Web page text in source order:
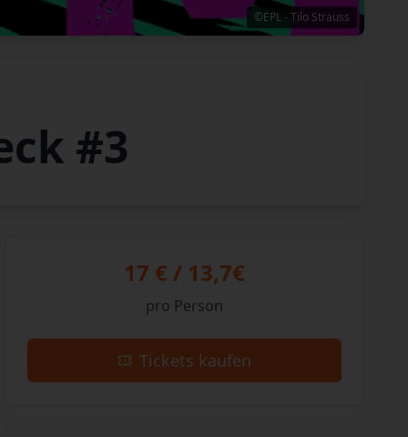
©EPL - Tilo Strauss
#3
17 € / 13,7€
pro Person
Tickets kaufen